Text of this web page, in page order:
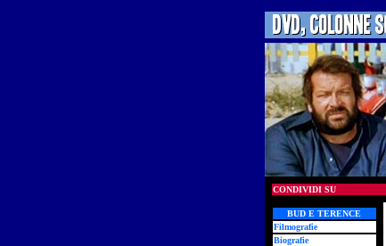
CONDIVIDI SU
BUD E TERENCE
Filmografie
Biografie